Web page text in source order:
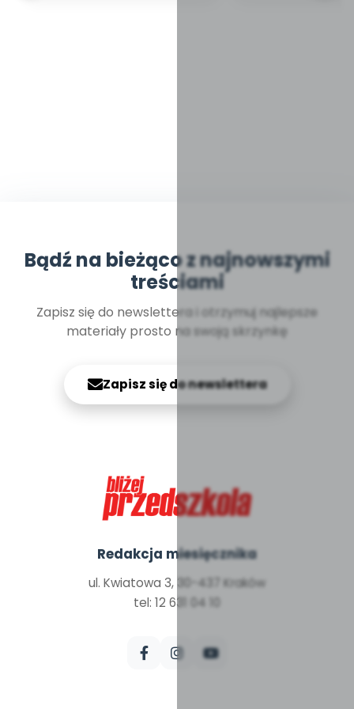
Bądź na bieżąco z najnowszymi
treściami
Zapisz się do newslettera i otrzymuj najlepsze
materiały prosto na swoją skrzynkę
Zapisz się do newslettera
Redakcja miesięcznika
ul. Kwiatowa 3, 30-437 Kraków
tel: 12 631 04 10